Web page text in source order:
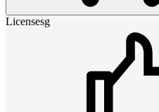
Licensesg